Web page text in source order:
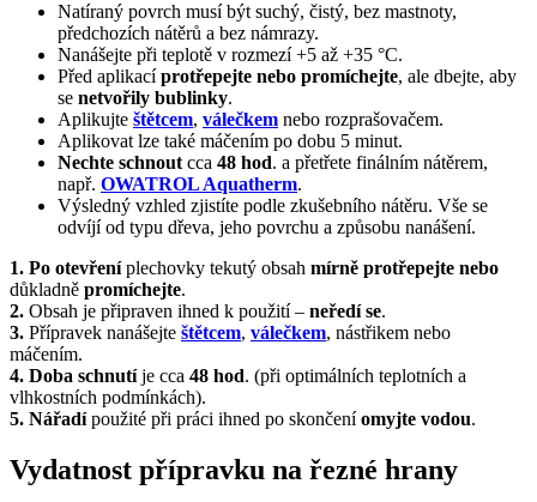
Natíraný povrch musí být suchý, čistý, bez mastnoty,
předchozích nátěrů a bez námrazy.
Nanášejte při teplotě v rozmezí +5 až +35 °C.
Před aplikací protřepejte nebo promíchejte, ale dbejte, aby
se netvořily bublinky.
Aplikujte štětcem, válečkem nebo rozprašovačem.
Aplikovat lze také máčením po dobu 5 minut.
Nechte schnoutcca 48 hod. a přetřete finálním nátěrem,
např. OWATROL Aquatherm.
Výsledný vzhled zjistíte podle zkušebního nátěru. Vše se
odvíjí od typu dřeva, jeho povrchu a způsobu nanášení.
1. Po otevřeníplechovky tekutý obsah mírně protřepejte nebo
důkladně promíchejte.
2. Obsah je připraven ihned k použití – neředí se.
3. Přípravek nanášejte štětcem, válečkem, nástřikem nebo
máčením.
4. Doba schnutíje cca 48 hod. (při optimálních teplotních a
vlhkostních podmínkách).
5. Nářadípoužité při práci ihned po skončení omyjte vodou.
Vydatnost přípravku na řezné hrany